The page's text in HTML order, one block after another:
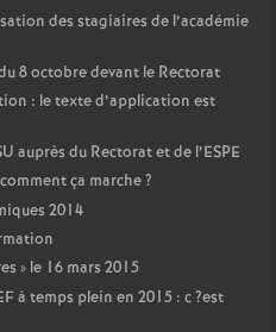
des stagiaires de l’académie
8 octobre devant le Rectorat
: le texte d’application est
auprès du Rectorat et de l’ESPE
ça marche?
2014
» le 16 mars 2015
à temps plein en 2015 : c?est